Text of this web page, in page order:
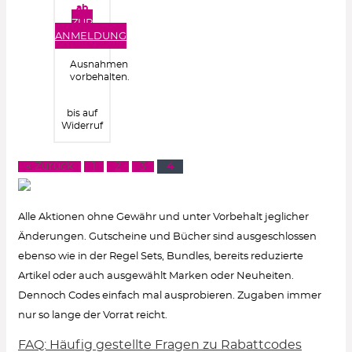
ab
40€
Bestellwert
ZUR
ANMELDUNG
Ausnahmen
vorbehalten.
bis auf
Widerruf
« Zurück 2 3 4
Alle Aktionen ohne Gewähr und unter Vorbehalt jeglicher
Änderungen. Gutscheine und Bücher sind ausgeschlossen
ebenso wie in der Regel Sets, Bundles, bereits reduzierte
Artikel oder auch ausgewählt Marken oder Neuheiten.
Dennoch Codes einfach mal ausprobieren. Zugaben immer
nur so lange der Vorrat reicht.
FAQ: Häufig gestellte Fragen zu Rabattcodes